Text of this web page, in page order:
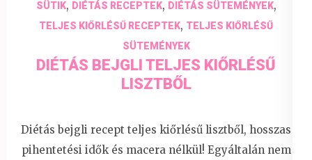
SÜTIK, DIÉTÁS RECEPTEK, DIÉTÁS SÜTEMÉNYEK,
TELJES KIŐRLÉSŰ RECEPTEK, TELJES KIŐRLÉSŰ
SÜTEMÉNYEK
DIÉTÁS BEJGLI TELJES KIŐRLÉSŰ
LISZTBŐL
Diétás bejgli recept teljes kiőrlésű lisztből, hosszas
pihentetési idők és macera nélkül! Egyáltalán nem